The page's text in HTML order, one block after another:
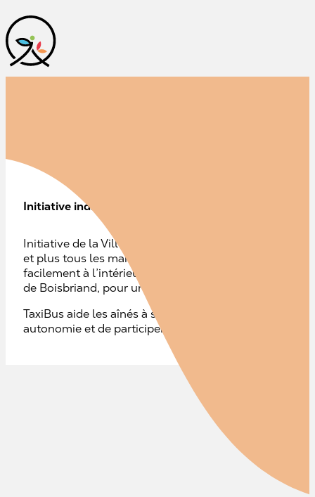
Taxibus
Initiative individuelle
Initiative de la Ville de Boisbriand, TaxiBus est un
et plus tous les mardis, mercredis et vendredis. Ce
facilement à l’intérieur de la ville et d’accéder à
de Boisbriand, pour une somme modique de 1 $ par
TaxiBus aide les aînés à se déplacer facilement et en
autonomie et de participer pleinement à la vie de leur